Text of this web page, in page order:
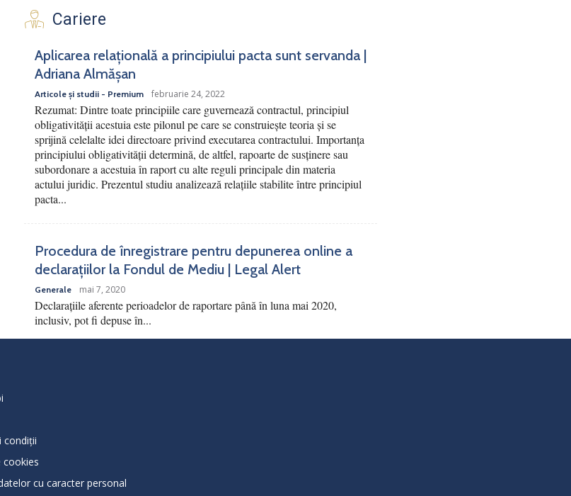
Cariere
Aplicarea relațională a principiului pacta sunt servanda |
Adriana Almășan
Articole și studii - Premium februarie 24, 2022
Rezumat: Dintre toate principiile care guvernează contractul, principiul
obligativității acestuia este pilonul pe care se construiește teoria și se
sprijină celelalte idei directoare privind executarea contractului. Importanța
principiului obligativității determină, de altfel, rapoarte de susținere sau
subordonare a acestuia în raport cu alte reguli principale din materia
actului juridic. Prezentul studiu analizează relațiile stabilite între principiul
pacta...
Procedura de înregistrare pentru depunerea online a
declarațiilor la Fondul de Mediu | Legal Alert
Generale mai 7, 2020
Declarațiile aferente perioadelor de raportare până în luna mai 2020,
inclusiv, pot fi depuse în...
condiții
cookies
cu caracter personal